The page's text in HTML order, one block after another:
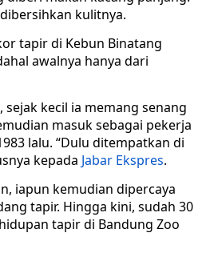
kulitnya.
tapir di Kebun Binatang
awalnya hanya dari
kecil ia memang senang
masuk sebagai pekerja
lalu. “Dulu ditempatkan di
kepada Jabar Ekspres.
iapun kemudian dipercaya
tapir. Hingga kini, sudah 30
tapir di Bandung Zoo